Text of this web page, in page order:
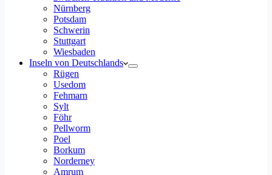
Nürnberg
Potsdam
Schwerin
Stuttgart
Wiesbaden
Inseln von Deutschlands
Rügen
Usedom
Fehmarn
Sylt
Föhr
Pellworm
Poel
Borkum
Norderney
Amrum